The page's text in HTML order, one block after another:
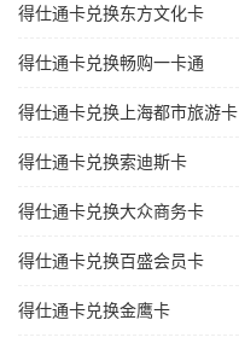
得仕通卡兑换东方文化卡
得仕通卡兑换畅购一卡通
得仕通卡兑换上海都市旅游卡
得仕通卡兑换索迪斯卡
得仕通卡兑换大众商务卡
得仕通卡兑换百盛会员卡
得仕通卡兑换金鹰卡